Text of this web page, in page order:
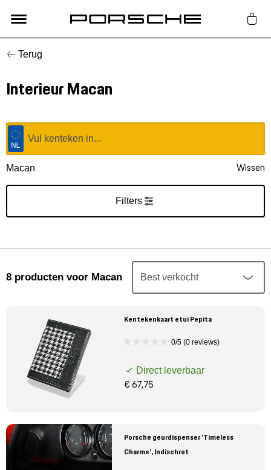
Lifestyle
Auto Accessoires
Classic
Nieuw
Mijn account
Meer Porsche
Porsche informatie
Terug
Interieur Macan
Macan Wissen
Filters
8 producten voor Macan
Kentekenkaart etui Pepita
0/5 (0 reviews)
Direct leverbaar
€ 67,75
Porsche geurdispenser 'Timeless
Charme', Indischrot